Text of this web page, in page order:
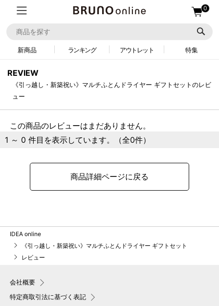
0
新商品 ランキング アウトレット 特集
REVIEW
《引っ越し・新築祝い》マルチふとんドライヤー ギフトセットのレビ
ュー
この商品のレビューはまだありません。
1 ～ 0 件目を表示しています。（全0件）
商品詳細ページに戻る
IDEA online
《引っ越し・新築祝い》マルチふとんドライヤー ギフトセット
レビュー
会社概要
特定商取引法に基づく表記